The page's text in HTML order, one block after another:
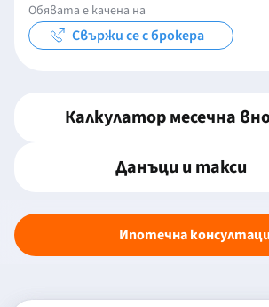
Обявата е качена на
Свържи се с брокера
Калкулатор месечна
Данъци и такси
Ипотечна